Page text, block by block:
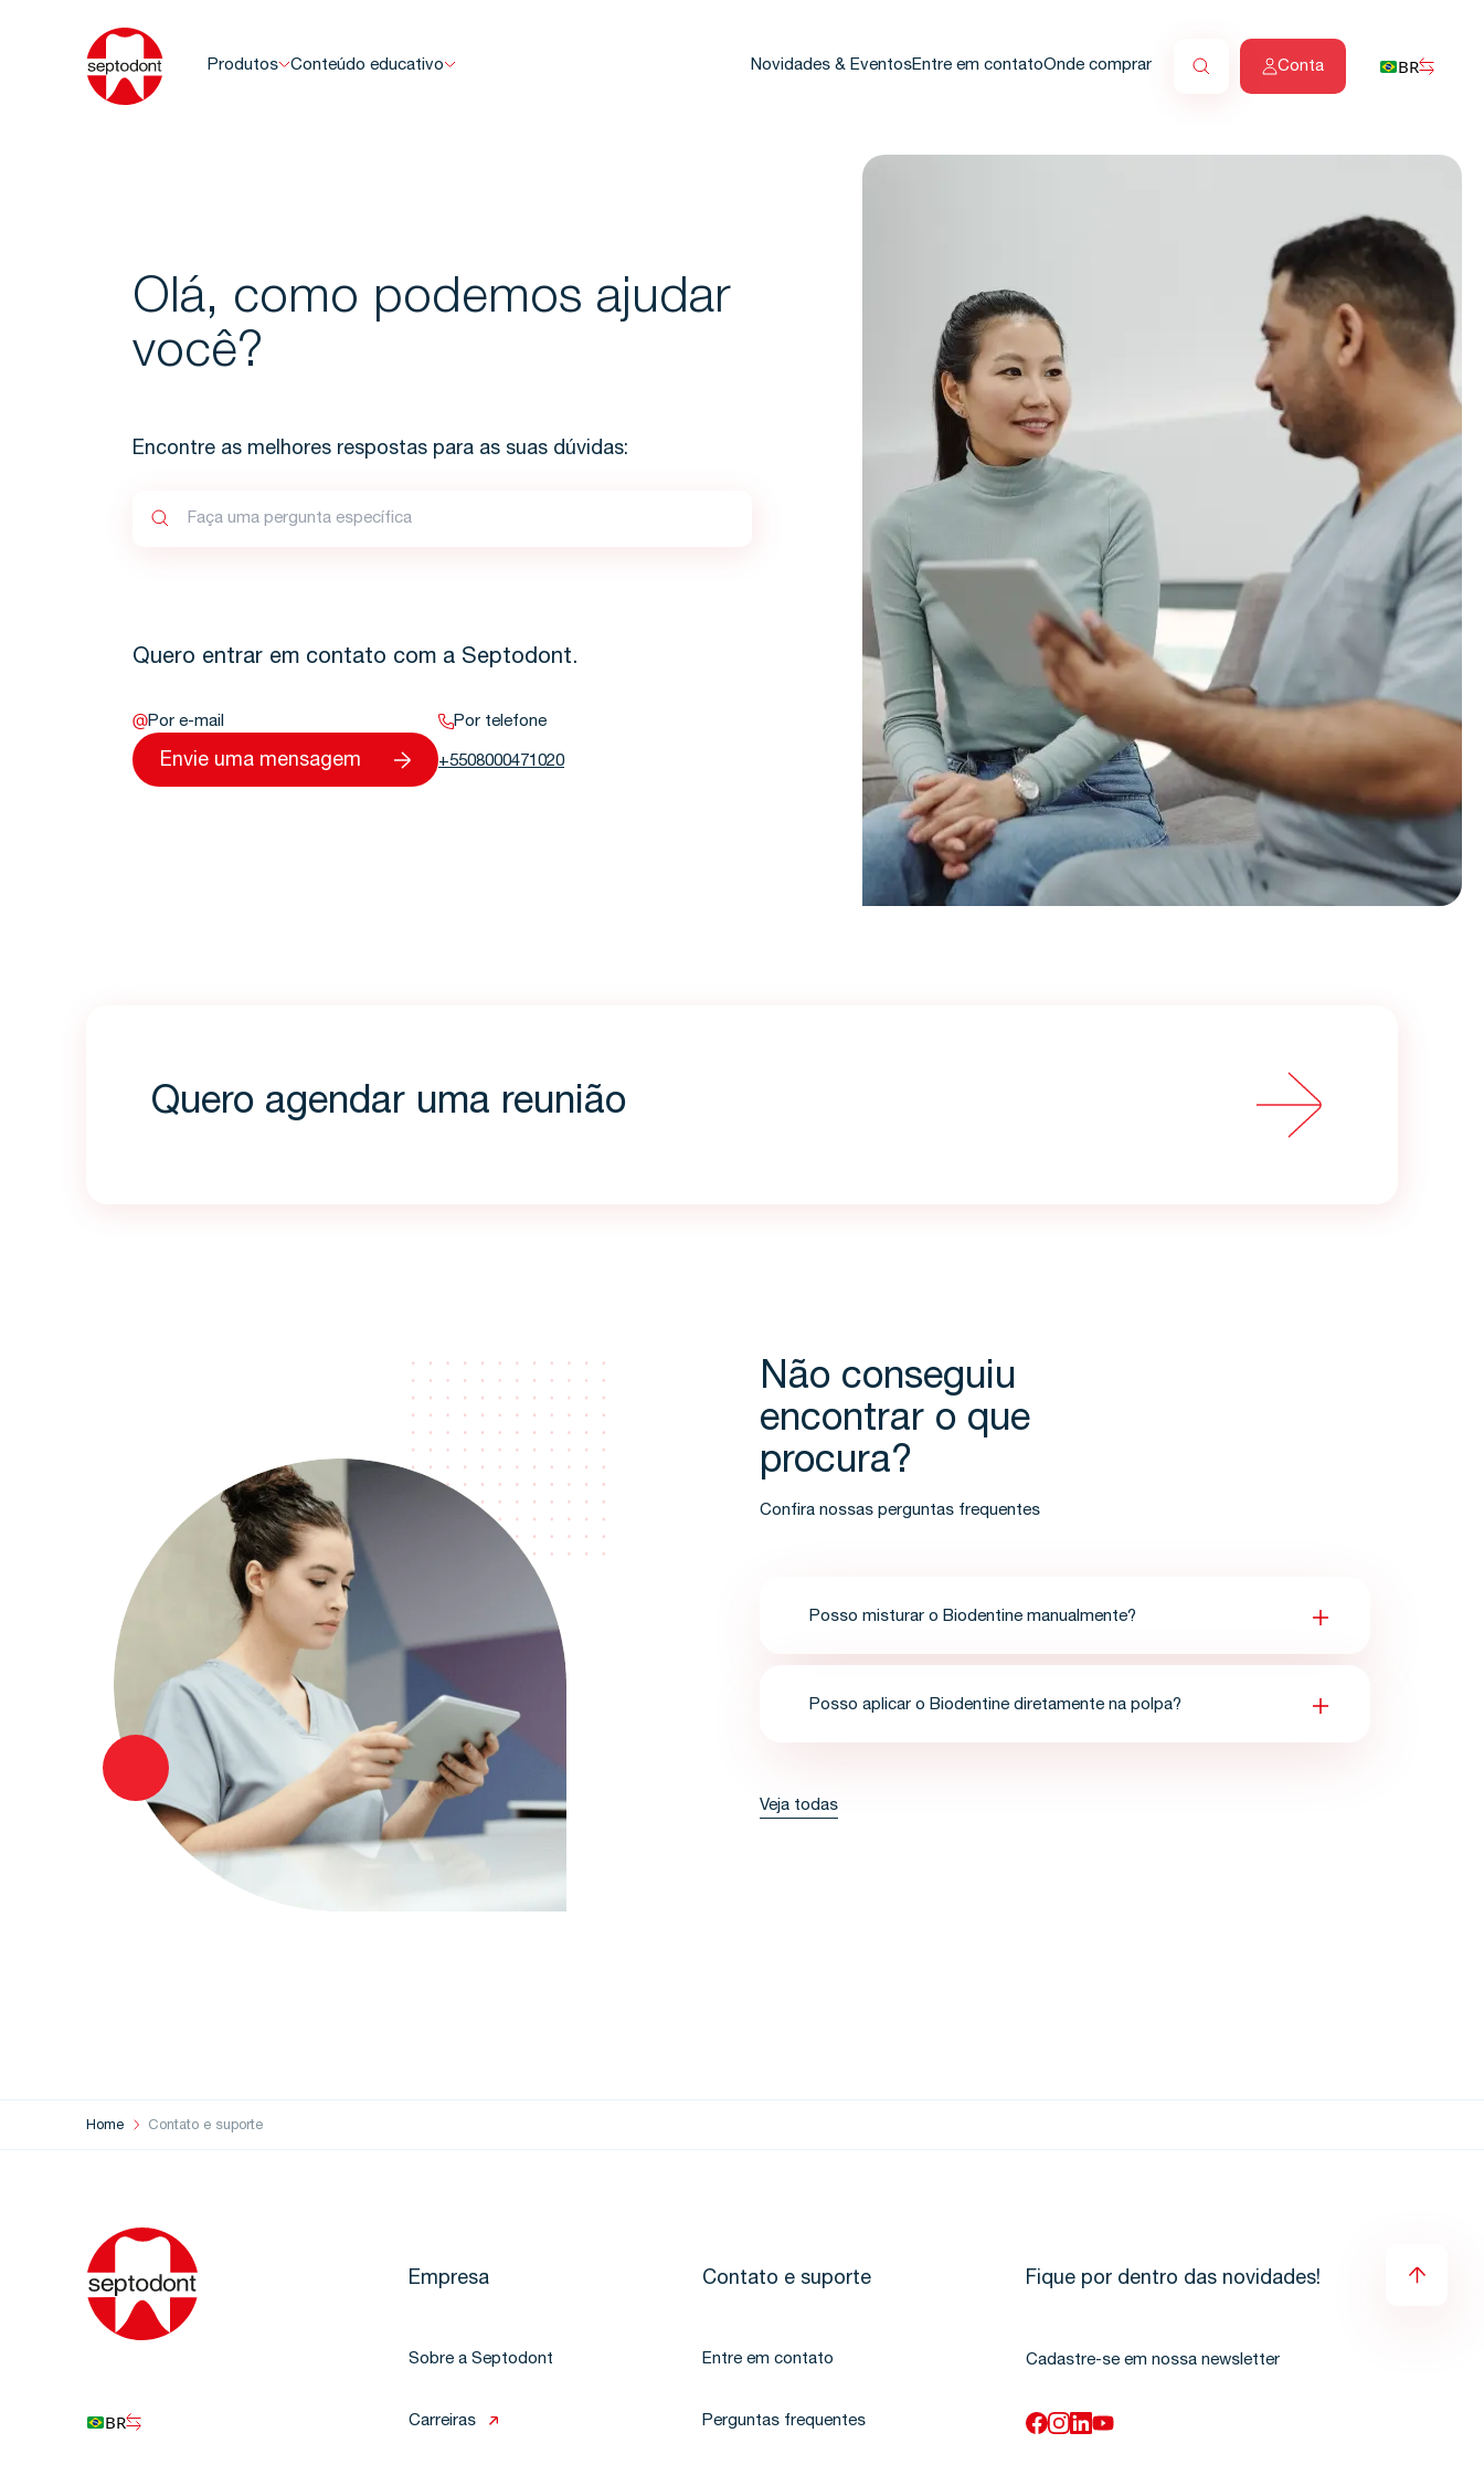
Produtos Conteúdo educativo Novidades & EventosEntre em contatoOnde comprar Conta BR
Olá, como podemos ajudar
você?
Encontre as melhores respostas para as suas dúvidas:
Quero entrar em contato com a Septodont.
Por e-mail
Envie uma mensagem
Por telefone
+5508000471020
Quero agendar uma reunião
Não conseguiu
encontrar o que
procura?
Confira nossas perguntas frequentes
Posso misturar o Biodentine manualmente?
Posso aplicar o Biodentine diretamente na polpa?
Veja todas
Home Contato e suporte
Empresa
Sobre a Septodont
Carreiras
Contato e suporte
Entre em contato
Perguntas frequentes
Fique por dentro das novidades!
Cadastre-se em nossa newsletter
BR